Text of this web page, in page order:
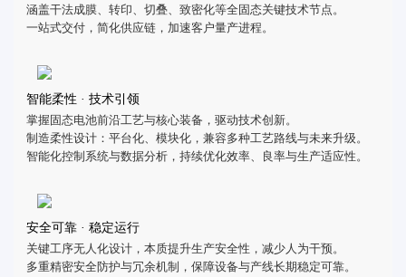
涵盖干法成膜、转印、切叠、致密化等全固态关键技术节点。
一站式交付，简化供应链，加速客户量产进程。
智能柔性 · 技术引领
掌握固态电池前沿工艺与核心装备，驱动技术创新。
制造柔性设计：平台化、模块化，兼容多种工艺路线与未来升级。
智能化控制系统与数据分析，持续优化效率、良率与生产适应性。
安全可靠 · 稳定运行
关键工序无人化设计，本质提升生产安全性，减少人为干预。
多重精密安全防护与冗余机制，保障设备与产线长期稳定可靠。